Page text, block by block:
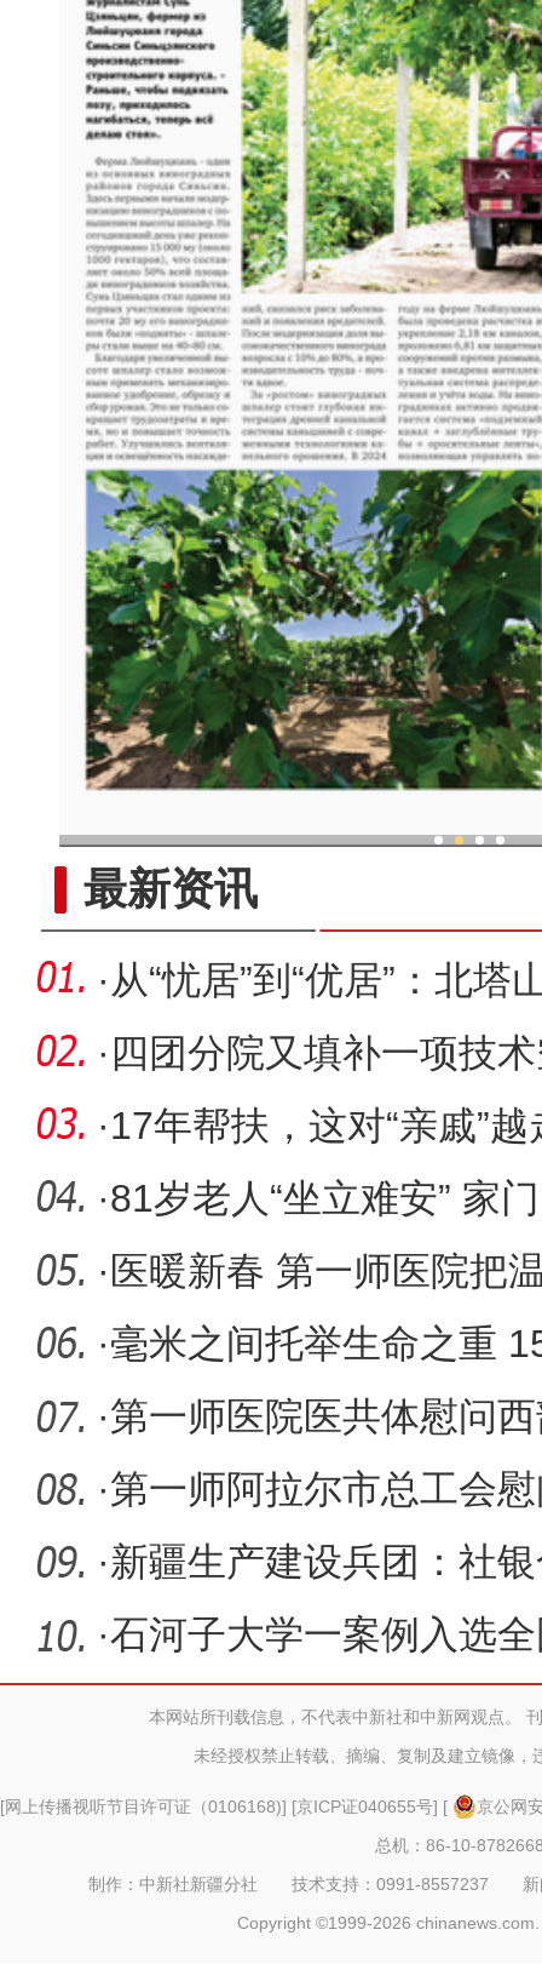
最新资讯
· 从“忧居”到“优居”：北塔
· 四团分院又填补一项技
·17年帮扶，这对“亲戚”
·81岁老人“坐立难安” 家
险患者
· 医暖新春 第一师医院把
·毫米之间托举生命之重
子背后的
·第一师医院医共体慰问
·第一师阿拉尔市总工会
·新疆生产建设兵团：社
网
·石河子大学一案例入选
秀案例
本网站所刊载信息，不代表中新社和中新网观点。
未经授权禁止转载、摘编、复制及建立镜像，
[网上传播视听节目许可证（0106168)] [京ICP证040655号] [
京公网
总机：86-10-
制作：中新社新疆分社 技术支持：0991-8557237
Copyright ©1999-2026